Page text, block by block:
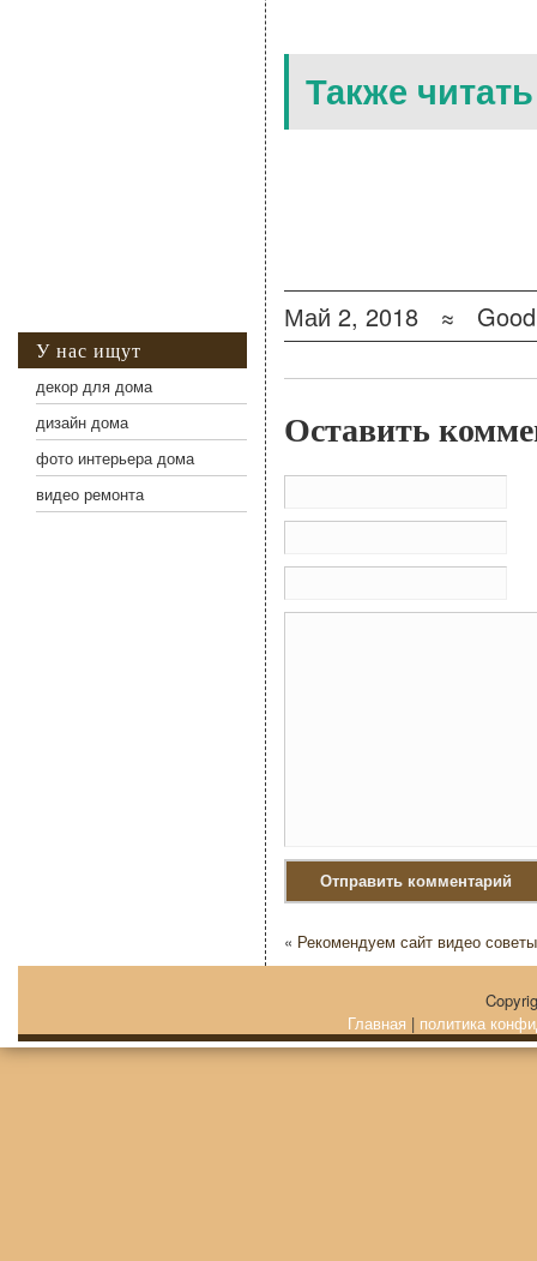
Также читать
Май 2, 2018 ≈
Оставить
« Рекомендуем сайт видео
У нас ищут
декор для дома
дизайн дома
фото интерьера дома
видео ремонта
Главная | политика